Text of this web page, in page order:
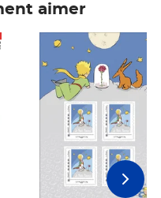
aimer
Prix 6,25€ HT